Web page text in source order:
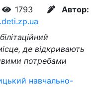
1793
Автор:
де відкривають
потребами
навчально-